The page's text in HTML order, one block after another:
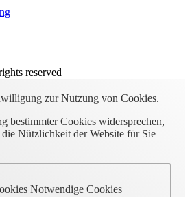
reserved
zur Nutzung von Cookies.
bestimmter Cookies widersprechen,
Nützlichkeit der Website für Sie
Notwendige Cookies